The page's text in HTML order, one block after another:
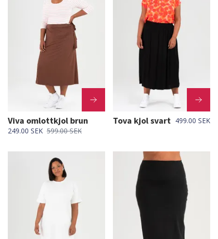
Viva omlottkjol brun
249.00 SEK 599.00 SEK
Tova kjol svart 499.00 SEK